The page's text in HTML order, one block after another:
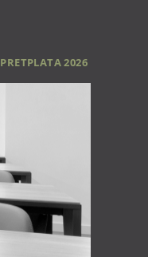
PRETPLATA 2026